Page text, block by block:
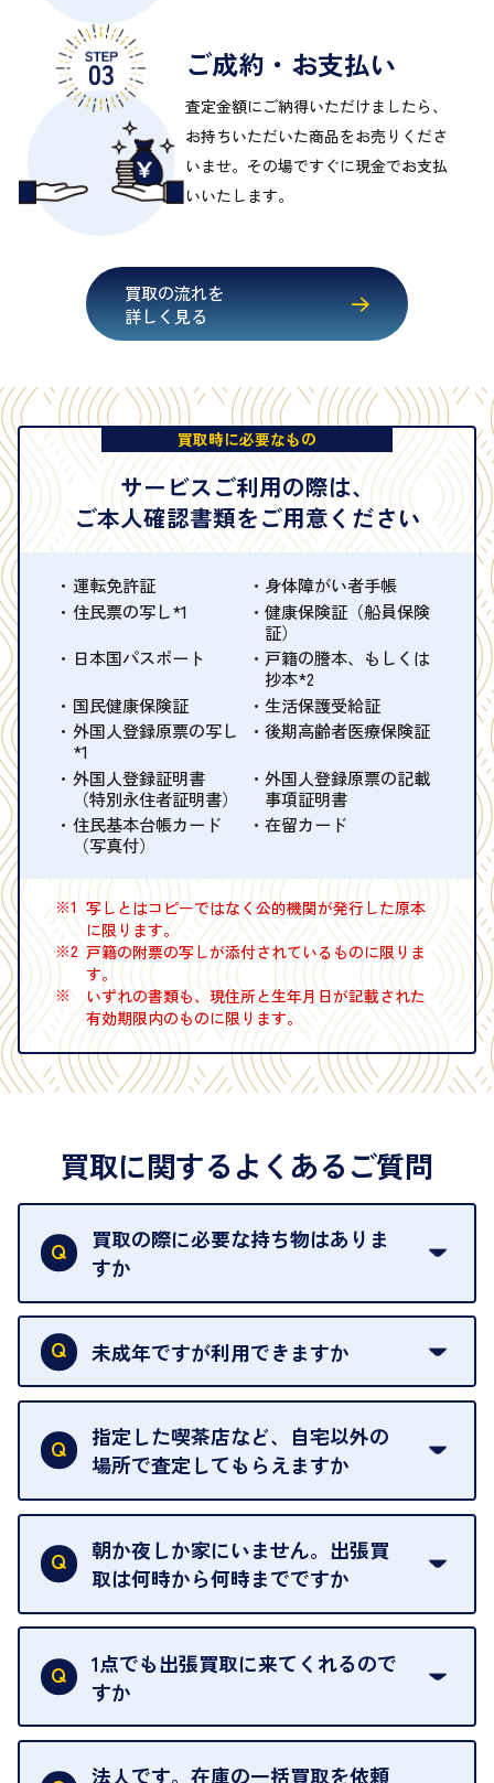
ご成約・お支払い
査定金額にご納得いただけましたら、
お持ちいただいた商品をお売りくださ
いませ。その場ですぐに現金でお支払
いいたします。
買取の流れを
詳しく見る
買取時に必要なもの
サービスご利用の際は、
ご本人確認書類をご用意ください
運転免許証
身体障がい者手帳
住民票の写し*1
健康保険証（船員保険
証）
日本国パスポート
戸籍の謄本、もしくは
抄本*2
国民健康保険証
生活保護受給証
外国人登録原票の写し
*1
後期高齢者医療保険証
外国人登録証明書
（特別永住者証明書）
外国人登録原票の記載
事項証明書
住民基本台帳カード
（写真付）
在留カード
※1 写しとはコピーではなく公的機関が発行した原本
に限ります。
※2 戸籍の附票の写しが添付されているものに限りま
す。
※
いずれの書類も、現住所と生年月日が記載された
有効期限内のものに限ります。
買取に関するよくあるご質問
買取の際に必要な持ち物はありま
すか
本人確認書類をご用意ください。ご利用になれる書
類はこちらをご確認ください。
未成年ですが利用できますか
18歳未満の方は、保護者の同意があってもご利用い
ただけません。
指定した喫茶店など、自宅以外の
場所で査定してもらえますか
ご自宅以外での査定はお引き受けできません。ご指
定のお店や、ほかのお客様への迷惑となることが考
えられるためです。
朝か夜しか家にいません。出張買
取は何時から何時までですか
ご訪問可能時間は、10時から19時です。
ただし、お品物の種類や量によっては対応させてい
ただくことがあります。
1点でも出張買取に来てくれるので
すか
はい。1点でもお伺いします。
法人です。在庫の一括買取を依頼